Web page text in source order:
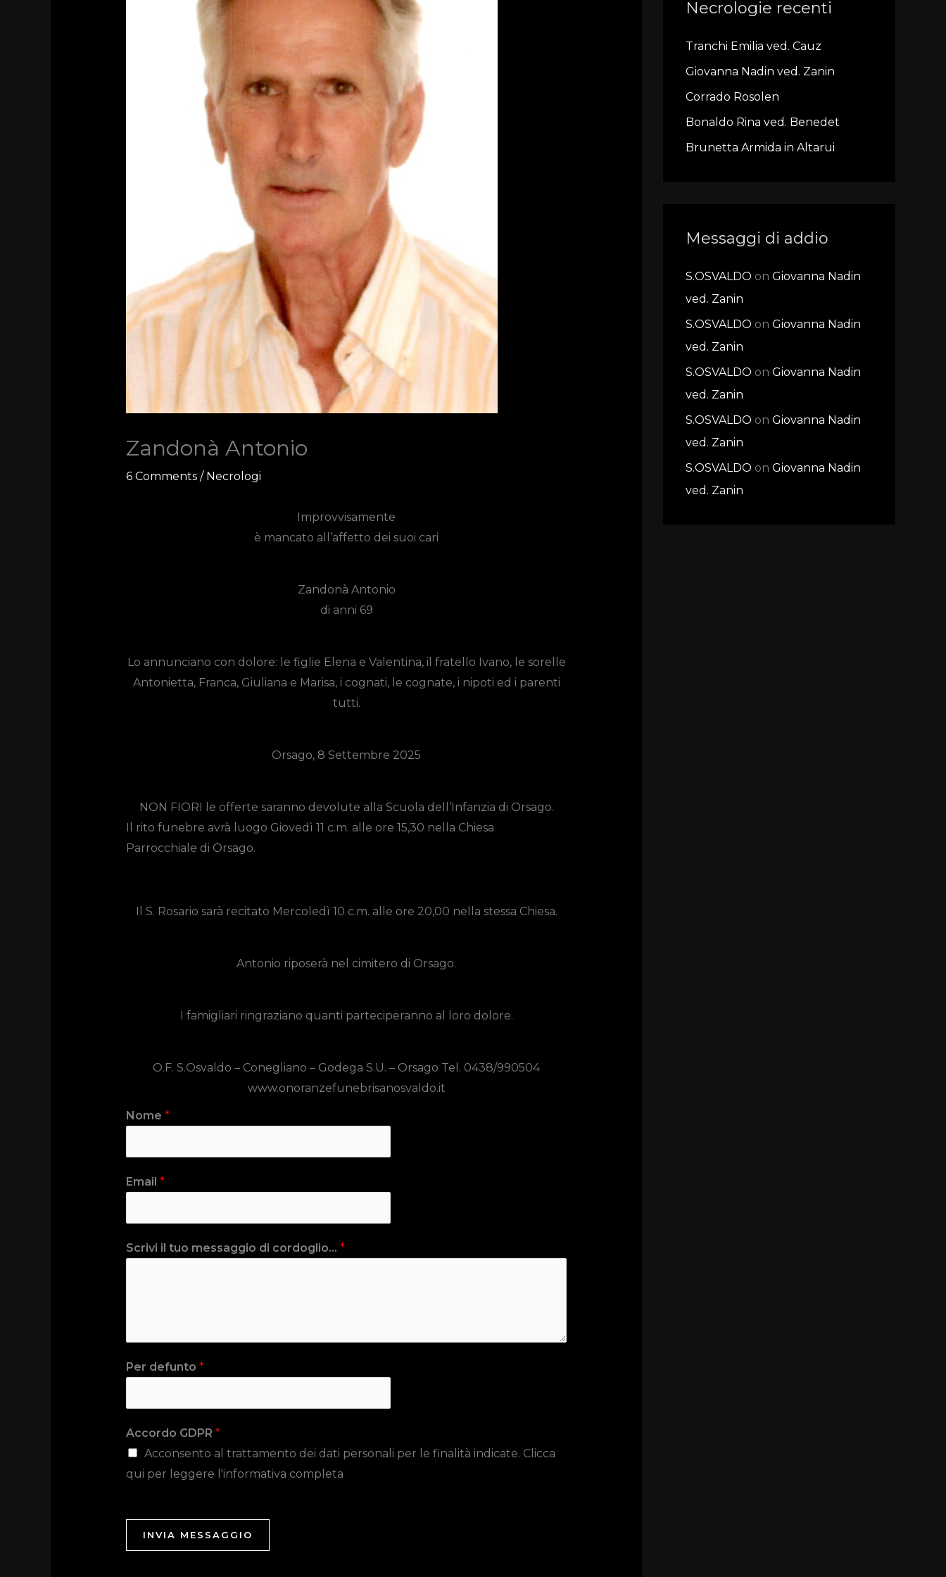
Zandonà Antonio
6 Comments / Necrologi
Improvvisamente
è mancato all’affetto dei suoi cari
Zandonà Antonio
di anni 69
Lo annunciano con dolore: le figlie Elena e Valentina, il fratello Ivano, le sorelle
Antonietta, Franca, Giuliana e Marisa, i cognati, le cognate, i nipoti ed i parenti
tutti.
Orsago, 8 Settembre 2025
NON FIORI le offerte saranno devolute alla Scuola dell’Infanzia di Orsago.
Il rito funebre avrà luogo Giovedì 11 c.m. alle ore 15,30 nella Chiesa
Parrocchiale di Orsago.
Il S. Rosario sarà recitato Mercoledì 10 c.m. alle ore 20,00 nella stessa Chiesa.
Antonio riposerà nel cimitero di Orsago.
I famigliari ringraziano quanti parteciperanno al loro dolore.
O.F. S.Osvaldo – Conegliano – Godega S.U. – Orsago Tel. 0438/990504
www.onoranzefunebrisanosvaldo.it
Nome *
Email *
Scrivi il tuo messaggio di cordoglio... *
Per defunto *
Accordo GDPR *
Acconsento al trattamento dei dati personali per le finalità indicate. Clicca
qui per leggere l'informativa completa
INVIA MESSAGGIO
c
f
o
r
:
Necrologie recenti
Tranchi Emilia ved. Cauz
Giovanna Nadin ved. Zanin
Corrado Rosolen
Bonaldo Rina ved. Benedet
Brunetta Armida in Altarui
Messaggi di addio
S.OSVALDO on Giovanna Nadin
ved. Zanin
S.OSVALDO on Giovanna Nadin
ved. Zanin
S.OSVALDO on Giovanna Nadin
ved. Zanin
S.OSVALDO on Giovanna Nadin
ved. Zanin
S.OSVALDO on Giovanna Nadin
ved. Zanin